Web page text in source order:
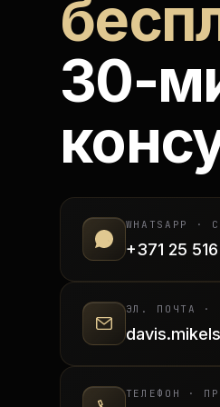
30-
WHATSAPP ·
+371 25
ЭЛ. ПОЧТА ·
ТЕЛЕФОН ·